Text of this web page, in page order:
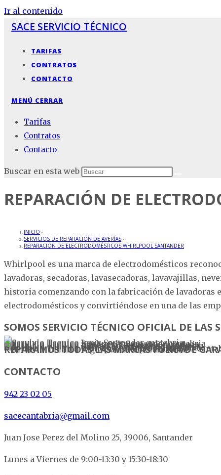
Ir al contenido
SACE SERVICIO TÉCNICO
TARIFAS
CONTRATOS
CONTACTO
MENÚ CERRAR
Tarifas
Contratos
Contacto
Buscar en esta web
REPARACIÓN DE
INICIO>
SERVICIOS DE REPARACIÓN DE AVERÍAS>
REPARACIÓN DE ELECTRODOMÉSTICOS WHIRLPOOL SANTANDER
Whirlpool es una marca de electrodomésticos
lavadoras, secadoras, lavasecadoras, lavavajillas,
historia comenzando con la fabricación de lavadoras
electrodomésticos y convirtiéndose en una de las
SOMOS SERVICIO TÉCNICO OFICIAL DE LAS
REPARAMOS TODAS LAS MARCAS FUERA DE
CONTACTO
942 23 02 05
sacecantabria@gmail.com
Juan Jose Perez del Molino 25, 39006, Santander
Lunes a Viernes de 9:00-13:30 y 15:30-18:30